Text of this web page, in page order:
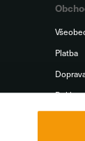
Platba